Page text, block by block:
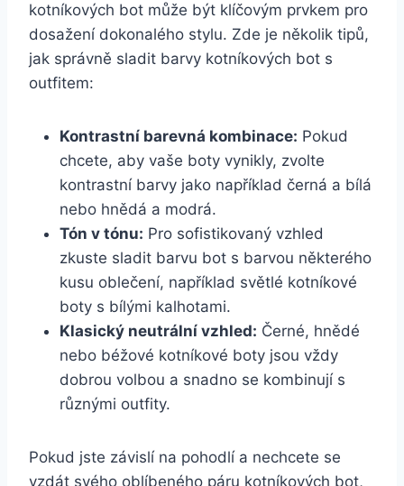
‍kotníkových ⁤bot ⁣může být klíčovým prvkem pro
dosažení dokonalého stylu. Zde je ‌několik ‌tipů,‌
jak správně sladit ‌barvy kotníkových bot s
outfitem:
Kontrastní barevná kombinace: Pokud
chcete, aby vaše boty vynikly, ​zvolte
‌kontrastní barvy jako⁣ například černá⁣ a bílá
nebo hnědá a modrá.
Tón v tónu: Pro sofistikovaný‌ vzhled
zkuste ⁤sladit barvu bot s barvou některého
kusu oblečení,⁣ například světlé kotníkové
boty s ⁢bílými kalhotami.
Klasický neutrální vzhled: Černé, hnědé
nebo béžové‌ kotníkové boty jsou ​vždy
‍dobrou volbou a ⁣snadno se kombinují s
různými ‍outfity.
Pokud jste‍ závislí na pohodlí ⁢a​ nechcete se
vzdát svého ​oblíbeného páru‌ kotníkových bot,